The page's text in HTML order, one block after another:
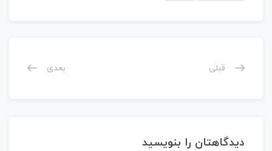
قبلی بعدی
دیدگاهتان را بنویسید